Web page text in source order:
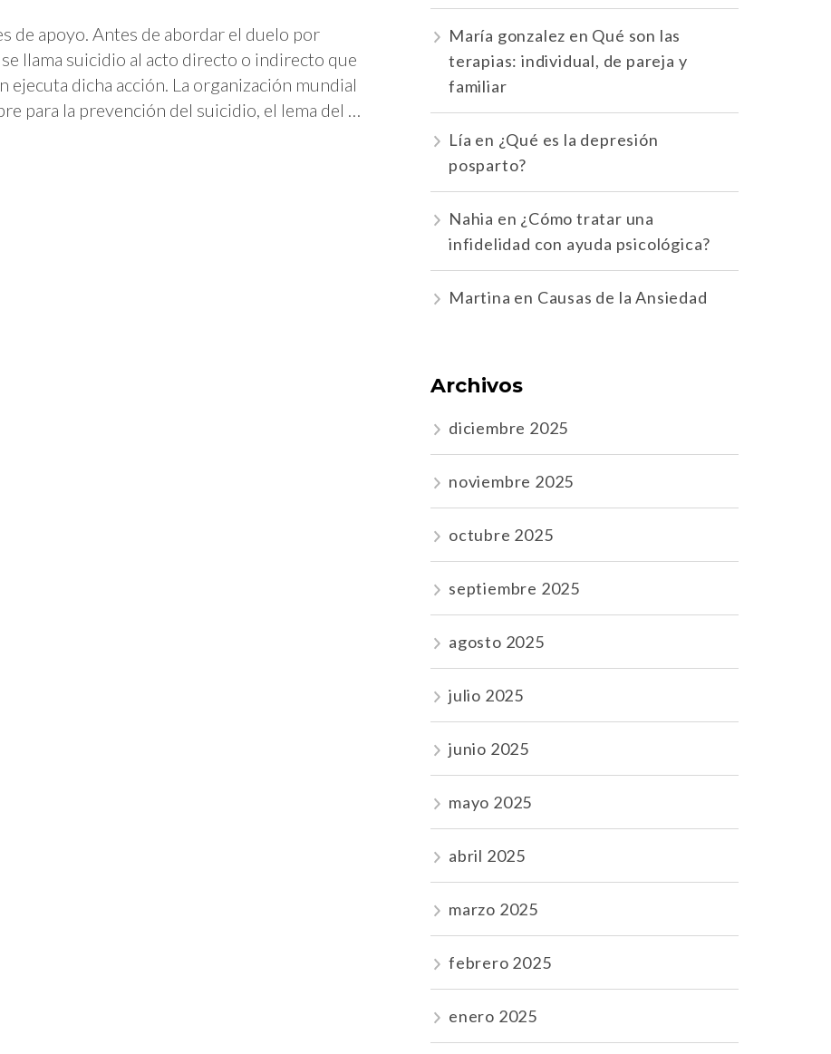
de apoyo. Antes de abordar el duelo por
llama suicidio al acto directo o indirecto que
dicha acción. La organización mundial
para la prevención del suicidio, el lema del …
María gonzalez en Qué son las
terapias: individual, de pareja y
familiar
Lía en ¿Qué es la depresión
posparto?
Nahia en ¿Cómo tratar una
infidelidad con ayuda psicológica?
Martina en Causas de la Ansiedad
Archivos
diciembre 2025
noviembre 2025
octubre 2025
septiembre 2025
agosto 2025
julio 2025
junio 2025
mayo 2025
abril 2025
marzo 2025
febrero 2025
enero 2025